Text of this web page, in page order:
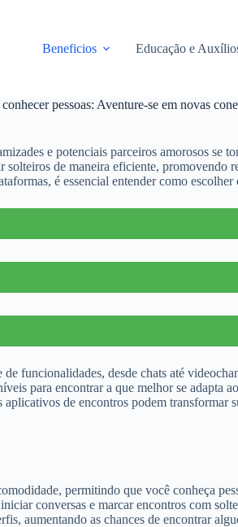
Beneficios Educação e
pessoas: Aventure-se em novas
e potenciais parceiros amorosos se
solteiros de maneira eficiente, promovendo
é essencial entender como
funcionalidades, desde chats até
para encontrar a que melhor se adapta
de encontros podem transformar
permitindo que você conheça
conversas e marcar encontros com
aumentando as chances de encontrar